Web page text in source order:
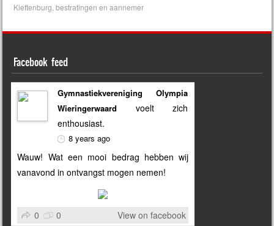
Kieftenburg, bestratingen en aannemer
Facebook feed
Gymnastiekvereniging Olympia
Wieringerwaard
voelt zich
enthousiast.
8 years ago
Wauw! Wat een mooi bedrag hebben wij
vanavond in ontvangst mogen nemen!
0 0 View on facebook